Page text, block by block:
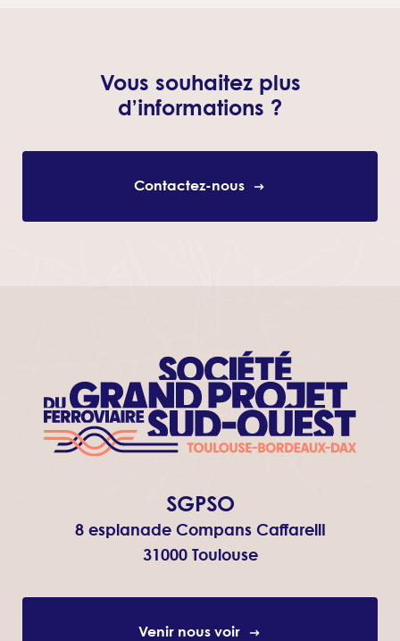
Vous souhaitez plus
d’informations ?
Contactez-nous
SGPSO
8 esplanade Compans Caffarelli
31000 Toulouse
Venir nous voir